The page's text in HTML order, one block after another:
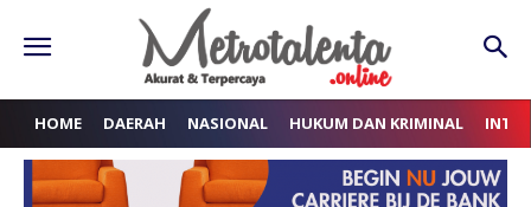
HOME DAERAH NASIONAL HUKUM DAN KRIMINAL